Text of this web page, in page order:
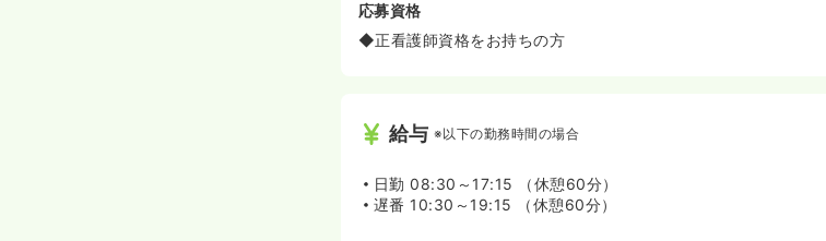
応募資格
◆正看護師資格をお持ちの方
給与 ※以下の勤務時間の場合
日勤 08:30～17:15 （休憩60分）
遅番 10:30～19:15 （休憩60分）